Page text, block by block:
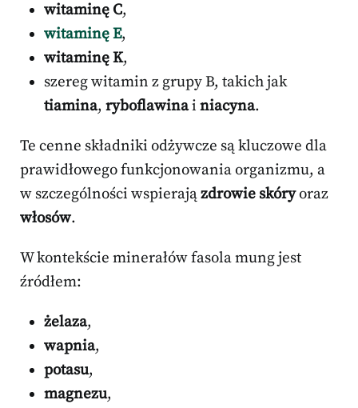
witaminę C,
witaminę E,
witaminę K,
szereg witamin z grupy B, takich jak
tiamina, ryboflawinai niacyna.
Te cenne składniki odżywcze są kluczowe dla
prawidłowego funkcjonowania organizmu, a
w szczególności wspierajązdrowie skóryoraz
włosów.
W kontekście minerałów fasola mung jest
źródłem:
żelaza,
wapnia,
potasu,
magnezu,